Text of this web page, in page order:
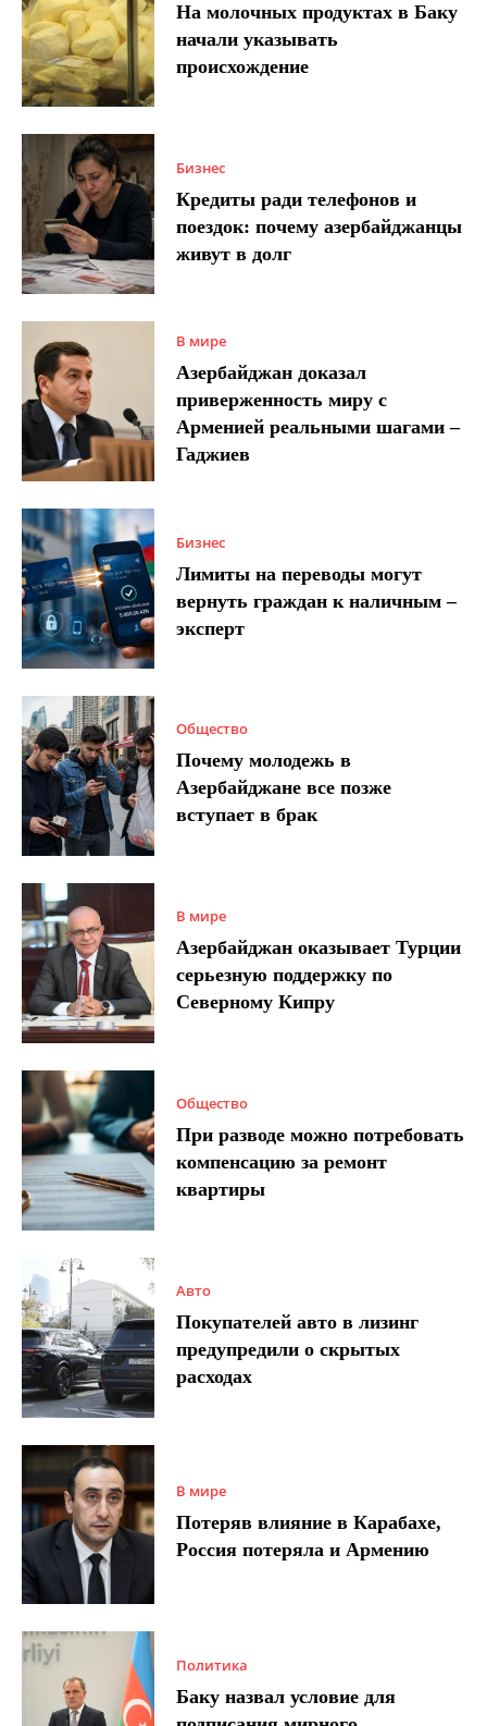
На молочных продуктах в Баку
начали указывать
происхождение
Бизнес
Кредиты ради телефонов и
поездок: почему азербайджанцы
живут в долг
В мире
Азербайджан доказал
приверженность миру с
Арменией реальными шагами –
Гаджиев
Бизнес
Лимиты на переводы могут
вернуть граждан к наличным –
эксперт
Общество
Почему молодежь в
Азербайджане все позже
вступает в брак
В мире
Азербайджан оказывает Турции
серьезную поддержку по
Северному Кипру
Общество
При разводе можно потребовать
компенсацию за ремонт
квартиры
Авто
Покупателей авто в лизинг
предупредили о скрытых
расходах
В мире
Потеряв влияние в Карабахе,
Россия потеряла и Армению
Политика
Баку назвал условие для